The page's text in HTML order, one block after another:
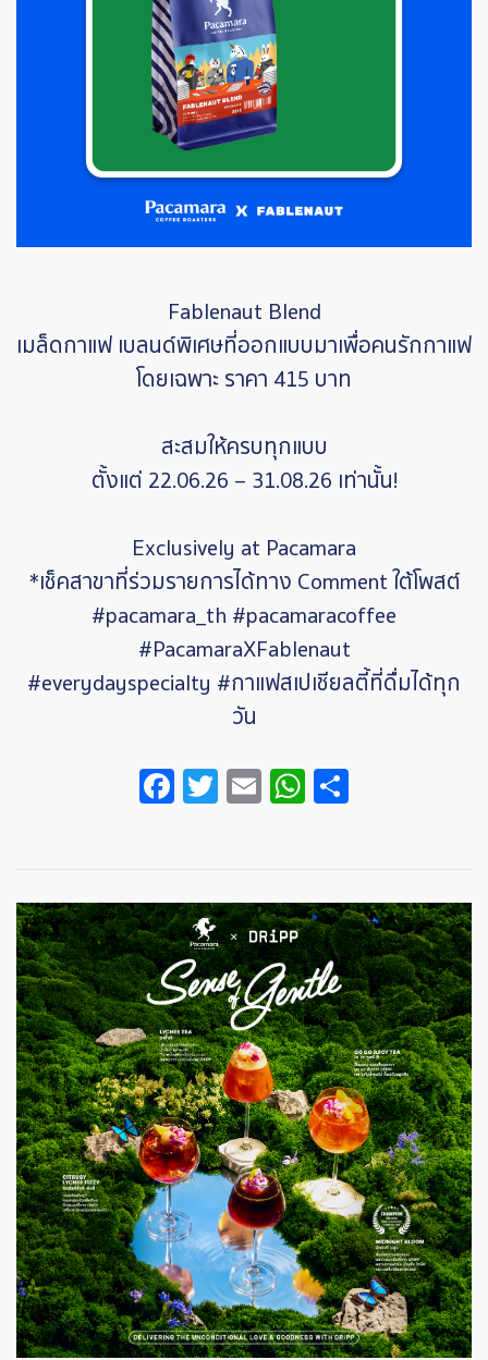
Fablenaut Blend
เมล็ดกาแฟ เบลนด์พิเศษที่ออกแบบมาเพื่อคนรักกาแฟ
โดยเฉพาะ ราคา 415 บาท
สะสมให้ครบทุกแบบ
ตั้งแต่ 22.06.26 – 31.08.26 เท่านั้น!
Exclusively at Pacamara
*เช็คสาขาที่ร่วมรายการได้ทาง Comment ใต้โพสต์
#pacamara_th #pacamaracoffee
#PacamaraXFablenaut
#everydayspecialty #กาแฟสเปเชียลตี้ที่ดื่มได้ทุก
วัน
Facebook
Twitter
EmailWhatsApp